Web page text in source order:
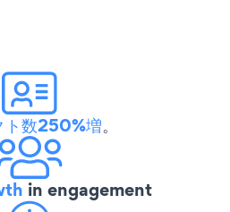
ト数250%増。
in engagement